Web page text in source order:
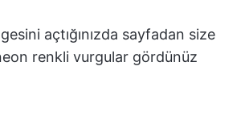
açtığınızda sayfadan size
renkli vurgular gördünüz